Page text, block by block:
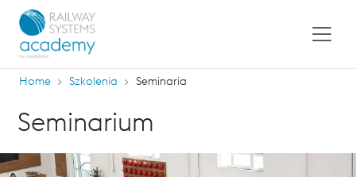
Home Szkolenia Seminaria
Seminarium